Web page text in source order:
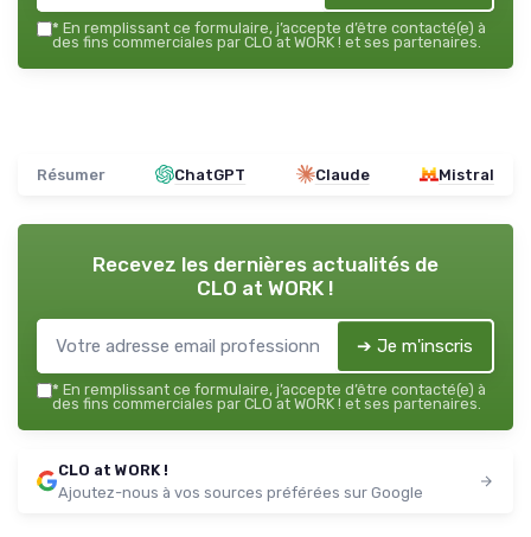
* En remplissant ce formulaire, j’accepte d’être contacté(e) à
des fins commerciales par CLO at WORK ! et ses partenaires.
Résumer ChatGPT Claude Mistral
Recevez les dernières actualités de
CLO at WORK !
➔ Je m'inscris
* En remplissant ce formulaire, j’accepte d’être contacté(e) à
des fins commerciales par CLO at WORK ! et ses partenaires.
CLO at WORK !
Ajoutez-nous à vos sources préférées sur Google